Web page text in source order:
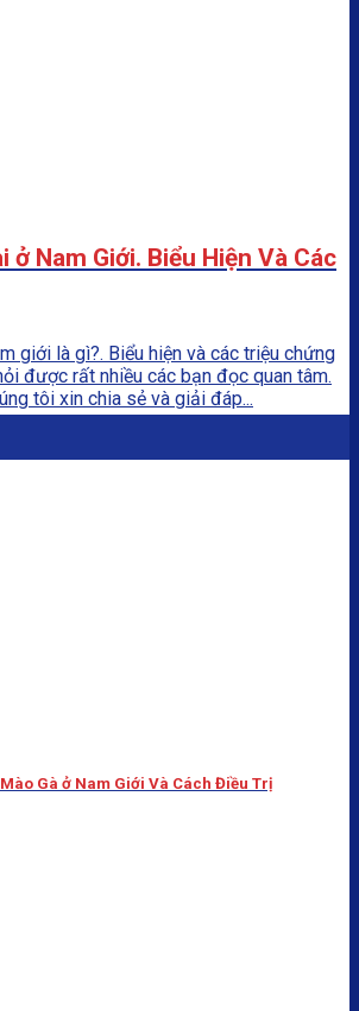
ở Nam Giới. Biểu Hiện Và Các
giới là gì?. Biểu hiện và các triệu chứng
được rất nhiều các bạn đọc quan tâm.
tôi xin chia sẻ và giải đáp...
Gà ở Nam Giới Và Cách Điều Trị